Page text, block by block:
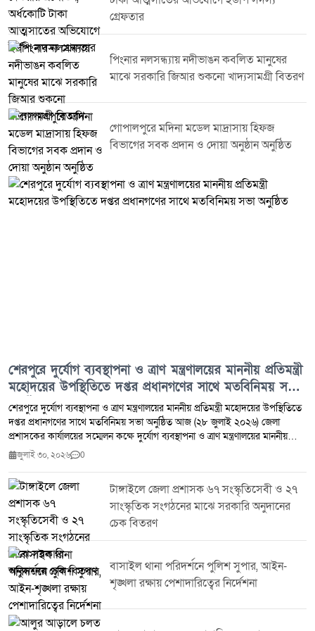
করা সম্ভব বলে তিনি আশাবাদ ব্যক্ত করেন।এ সময় তিনি ডিসি লেকের সৌন্দর্য ও
পরিবেশগত ভারসাম্য রক্ষায় নিয়মিত পরিচ্ছন্নতা কার্যক্রম পরিচালনার ওপর গুরুত্বারোপ
করেন এবং এ ধরনের উদ্যোগে সবাইকে সম্পৃক্ত হওয়ার আহ্বান জানান।কর্মসূচিতে
জেলা প্রশাসনের ঊর্ধ্বতন কর্মকর্তা বিভিন্ন সরকারি দপ্তরের প্রতিনিধি স্বেচ্ছাসেবী
সংগঠনের সদস্যসহ বিভিন্ন শ্রেণি-পেশার মানুষ অংশ নেন।
গ্রেফতার
পিংনার নলসন্ধ্যায় নদীভাঙন কবলিত মানুষের
মাঝে সরকারি জিআর শুকনো খাদ্যসামগ্রী বিতরণ
গোপালপুরে মদিনা মডেল মাদ্রাসায় হিফজ
বিভাগের সবক প্রদান ও দোয়া অনুষ্ঠান অনুষ্ঠিত
শেরপুরে দুর্যোগ ব্যবস্থাপনা ও ত্রাণ মন্ত্রণালয়ের মাননীয় প্রতিমন্ত্রী
মহোদয়ের উপস্থিতিতে দপ্তর প্রধানগণের সাথে মতবিনিময় সভা
অনুষ্ঠিত
শেরপুরে দুর্যোগ ব্যবস্থাপনা ও ত্রাণ মন্ত্রণালয়ের মাননীয় প্রতিমন্ত্রী মহোদয়ের উপস্থিতিতে
দপ্তর প্রধানগণের সাথে মতবিনিময় সভা অনুষ্ঠিত আজ (২৮ জুলাই ২০২৬) জেলা
প্রশাসকের কার্যালয়ের সম্মেলন কক্ষে দুর্যোগ ব্যবস্থাপনা ও ত্রাণ মন্ত্রণালয়ের মাননীয়
প্রতিমন্ত্রী জনাব এম. ইকবাল হোসেইন এমপি মহোদয়ের সাথে জেলার সকল দপ্তর
প্রধানগণের মতবিনিময় সভা অনুষ্ঠিত হয়। উক্ত সভায় সভাপতিত্ব করেন শেরপুর জেলার
জেলা প্রশাসক ও বিজ্ঞ জেলা ম্যাজিস্ট্রেট মিজ্ ফরিদা ইয়াসমিন। বিশেষ অতিথি হিসেবে
উপস্থিত ছিলেন জনাব মোঃ মাহমুদুল হক রুবেল মাননীয় সংসদ সদস্য (
শেরপুর-৩),মিজ্ সানসিলা জেবরিন মাননীয় সংসদ সদস্য ( সংরক্ষিত মহিলা আসন-১৫)।
এছাড়া অন্যান্য অতিথিদের মধ্যে উপস্থিত ছিলেন জনাব এবিএম মামুনুর রশীদ
পলাশ,প্রশাসক জেলা পরিষদ শেরপুর, জনাব দীপংকর রায় প্রধান নির্বাহী কর্মকর্তা, জেলা
পরিষদ শেরপুর, মিজ নাসরিন আক্তার অতিরিক্ত পুলিশ সুপার,শেরপুর সদর সার্কেল,
মিজ আরিফা সিদ্দিকা উপপরিচালক, স্থানীয় সরকার শেরপুর জনাব মোঃ শাকিল আহমেদ
অতিরিক্ত জেলা প্রশাসক (সার্বিক),শেরপুর এবং বিভিন্ন দপ্তরের দপ্তর প্রধানগন।সভায়
জেলার সাম্প্রতিক দুর্যোগ মোকাবেলা ত্রাণ বিতরণ কার্যক্রমের গতিশীলতা বৃদ্ধি এবং
বিভিন্ন সরকারী দপ্তরের সেবা কার্যক্রম সমন্বয়ের মাধ্যমে সাধারণ মানুষের দোরগোড়ায়
পৌঁছে দেওয়ার বিষয়ে বিস্তারিত আলোচনা হয়। মাননীয় প্রতিমন্ত্রী মহোদয় উপস্থিত দপ্তর
জুলাই ৩০, ২০২৬ 0
টাঙ্গাইলে জেলা প্রশাসক ৬৭ সংস্কৃতিসেবী ও ২৭
সাংস্কৃতিক সংগঠনের মাঝে সরকারি অনুদানের
চেক বিতরণ
বাসাইল থানা পরিদর্শনে পুলিশ সুপার, আইন-
শৃঙ্খলা রক্ষায় পেশাদারিত্বের নির্দেশনা